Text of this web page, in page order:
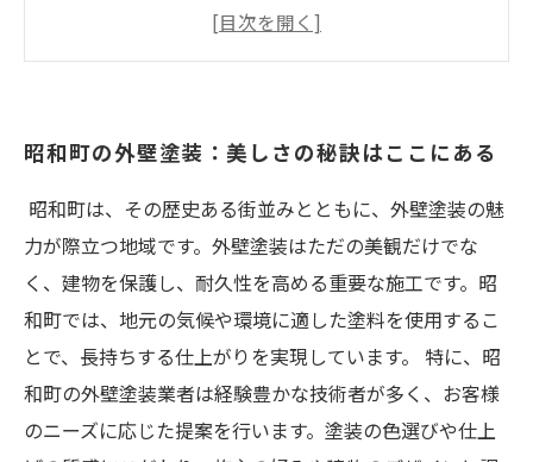
お客さまの声：塗装後の劇的変化を実感
昭和町の外壁塗装がもたらす価値とは？
め
昭和町の外壁塗装：美しさの秘訣はここにある
昭和町は、その歴史ある街並みとともに、外壁塗装の魅
力が際立つ地域です。外壁塗装はただの美観だけでな
く、建物を保護し、耐久性を高める重要な施工です。昭
和町では、地元の気候や環境に適した塗料を使用するこ
とで、長持ちする仕上がりを実現しています。 特に、昭
和町の外壁塗装業者は経験豊かな技術者が多く、お客様
のニーズに応じた提案を行います。塗装の色選びや仕上